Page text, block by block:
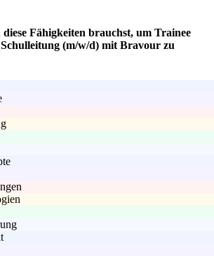
Fähigkeiten brauchst, um Trainee
(m/w/d) mit Bravour zu